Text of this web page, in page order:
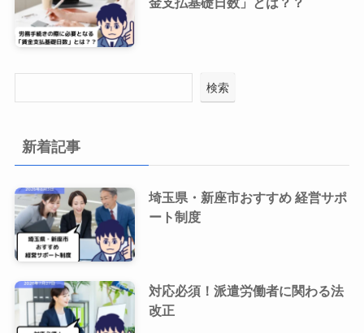
検索
新着記事
埼玉県・新座市おすすめ 経営サポ
ート制度
対応必須！派遣労働者に関わる法
改正